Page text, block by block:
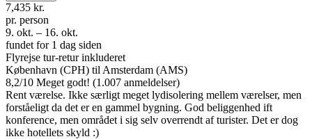
7,435 kr.
pr. person
9. okt. – 16. okt.
fundet for 1 dag siden
Flyrejse tur-retur inkluderet
København (CPH) til Amsterdam (AMS)
8,2/10 Meget godt! (1.007 anmeldelser)
Rent værelse. Ikke særligt meget lydisolering mellem værelser, men
forståeligt da det er en gammel bygning. God beliggenhed ift
konference, men området i sig selv overrendt af turister. Det er dog
ikke hotellets skyld :)